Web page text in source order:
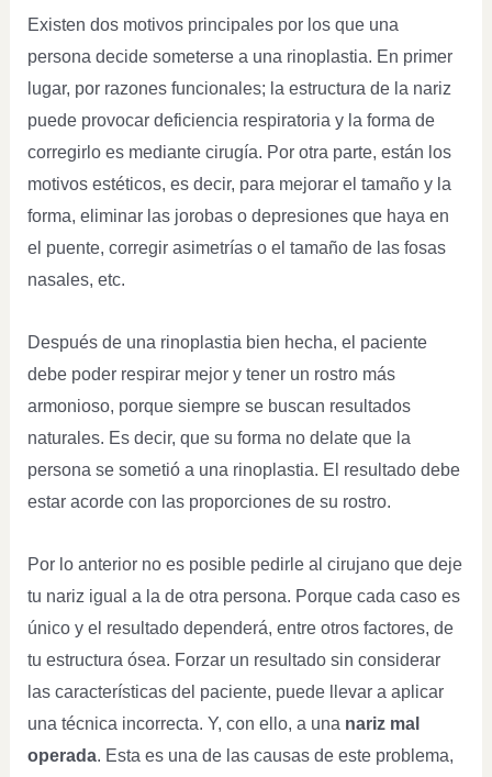
Existen dos motivos principales por los que una
persona decide someterse a una rinoplastia. En primer
lugar, por razones funcionales; la estructura de la nariz
puede provocar deficiencia respiratoria y la forma de
corregirlo es mediante cirugía. Por otra parte, están los
motivos estéticos, es decir, para mejorar el tamaño y la
forma, eliminar las jorobas o depresiones que haya en
el puente, corregir asimetrías o el tamaño de las fosas
nasales, etc.
Después de una rinoplastia bien hecha, el paciente
debe poder respirar mejor y tener un rostro más
armonioso, porque siempre se buscan resultados
naturales. Es decir, que su forma no delate que la
persona se sometió a una rinoplastia. El resultado debe
estar acorde con las proporciones de su rostro.
Por lo anterior no es posible pedirle al cirujano que deje
tu nariz igual a la de otra persona. Porque cada caso es
único y el resultado dependerá, entre otros factores, de
tu estructura ósea. Forzar un resultado sin considerar
las características del paciente, puede llevar a aplicar
una técnica incorrecta. Y, con ello, a una nariz mal
operada. Esta es una de las causas de este problema,